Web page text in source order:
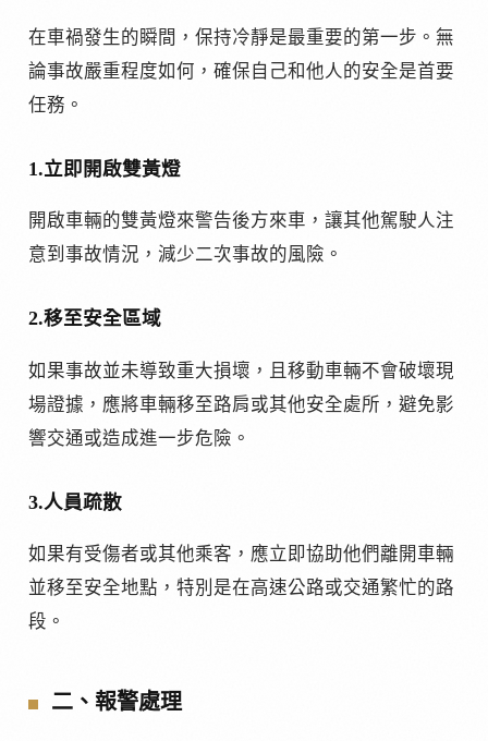
在車禍發生的瞬間，保持冷靜是最重要的第一步。無
論事故嚴重程度如何，確保自己和他人的安全是首要
任務。
1.立即開啟雙黃燈
開啟車輛的雙黃燈來警告後方來車，讓其他駕駛人注
意到事故情況，減少二次事故的風險。
2.移至安全區域
如果事故並未導致重大損壞，且移動車輛不會破壞現
場證據，應將車輛移至路肩或其他安全處所，避免影
響交通或造成進一步危險。
3.人員疏散
如果有受傷者或其他乘客，應立即協助他們離開車輛
並移至安全地點，特別是在高速公路或交通繁忙的路
段。
二、報警處理